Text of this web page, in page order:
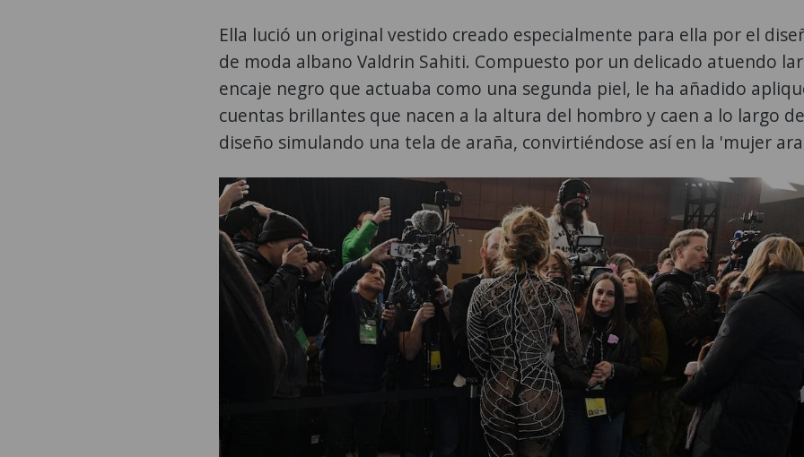
Ella lució un original vestido creado especialmente para ella por el
de moda albano Valdrin Sahiti. Compuesto por un delicado atuendo
encaje negro que actuaba como una segunda piel, le ha añadido
cuentas brillantes que nacen a la altura del hombro y caen a lo largo
diseño simulando una tela de araña, convirtiéndose así en la 'mujer